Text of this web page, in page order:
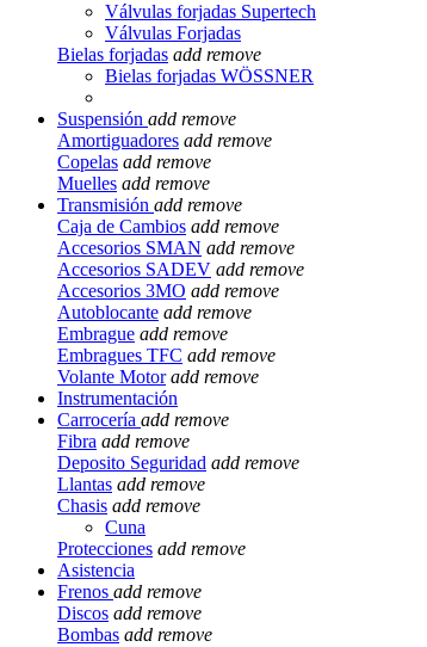
Válvulas forjadas Supertech
Válvulas Forjadas
Bielas forjadas add remove
Bielas forjadas WÖSSNER
Suspensión add remove
Amortiguadores add remove
Copelas add remove
Muelles add remove
Transmisión add remove
Caja de Cambios add remove
Accesorios SMAN add remove
Accesorios SADEV add remove
Accesorios 3MO add remove
Autoblocante add remove
Embrague add remove
Embragues TFC add remove
Volante Motor add remove
Instrumentación
Carrocería add remove
Fibra add remove
Deposito Seguridad add remove
Llantas add remove
Chasis add remove
Cuna
Protecciones add remove
Asistencia
Frenos add remove
Discos add remove
Bombas add remove